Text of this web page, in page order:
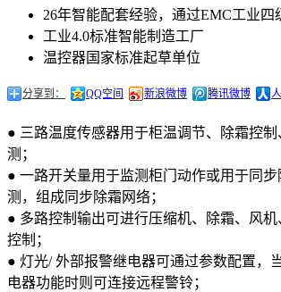
26年智能配套经验，通过EMC工业四
工业4.0标准智能制造工厂
温控器国家标准起草单位
分享到： QQ空间 新浪微博 腾讯微博
● 三路温度传感器用于柜温调节、除霜控
测；
● 一路开关量用于监测柜门动作或用于同
测，组成同步除霜网络；
● 多路控制输出可进行压缩机、除霜、风
控制；
● 灯光/ 外部报警继电器可通过参数配置，
电器功能时则可连接远程警铃；